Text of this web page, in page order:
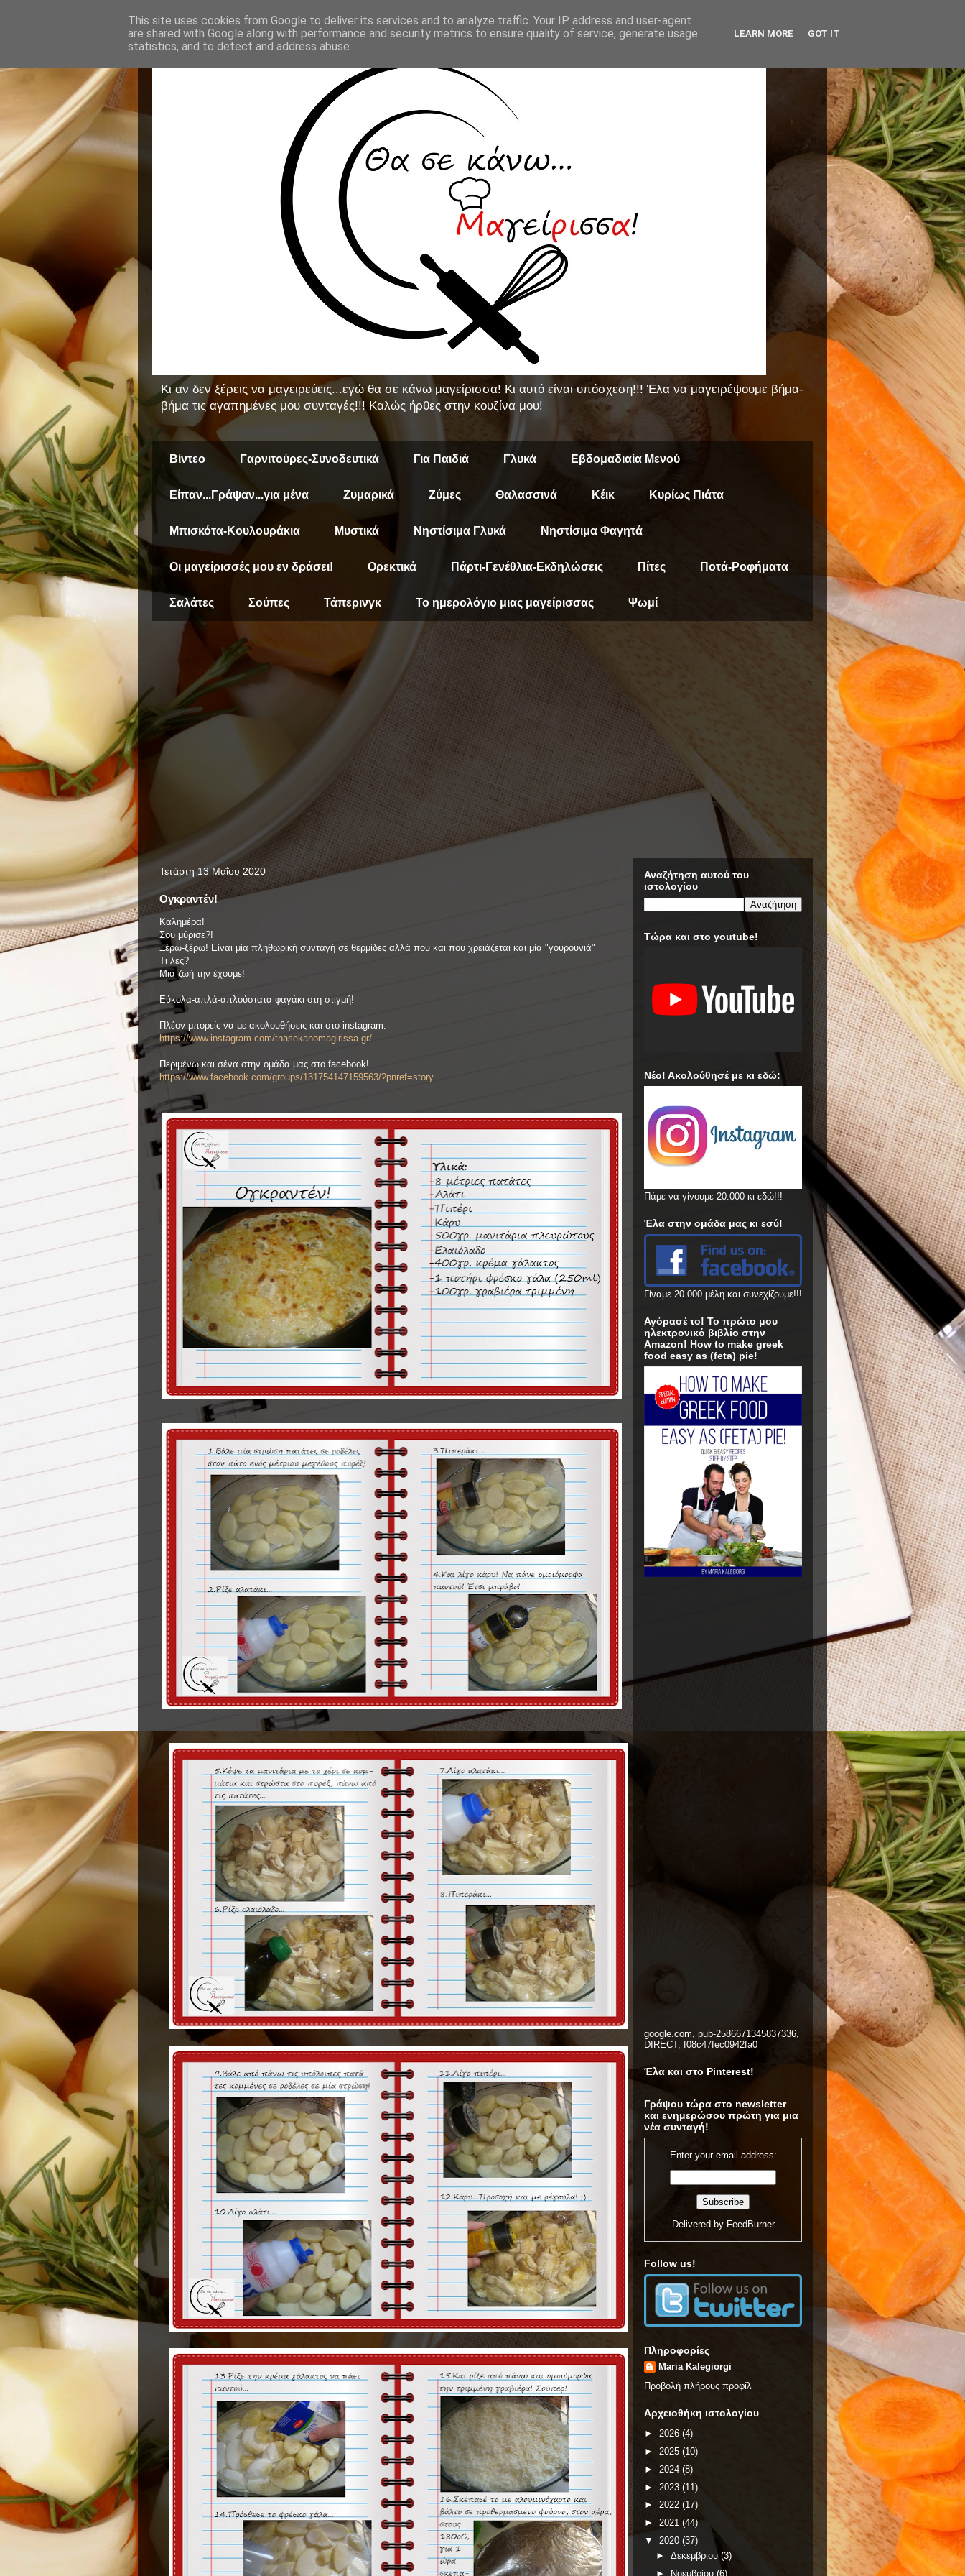
Κι αν δεν ξέρεις να μαγειρεύεις...εγώ θα σε κάνω μαγείρισσα! Κι αυτό είναι υπόσχεση!!! Έλα να μαγειρέψουμε βήμα-
βήμα τις αγαπημένες μου συνταγές!!! Καλώς ήρθες στην κουζίνα μου!
Βίντεο Γαρνιτούρες-Συνοδευτικά Για Παιδιά Γλυκά Εβδομαδιαία Μενού
Είπαν...Γράψαν...για μένα Ζυμαρικά Ζύμες Θαλασσινά Κέικ Κυρίως Πιάτα
Μπισκότα-Κουλουράκια Μυστικά Νηστίσιμα Γλυκά Νηστίσιμα Φαγητά
Οι μαγείρισσές μου εν δράσει! Ορεκτικά Πάρτι-Γενέθλια-Εκδηλώσεις Πίτες Ποτά-Ροφήματα
Σαλάτες Σούπες Τάπερινγκ Το ημερολόγιο μιας μαγείρισσας Ψωμί
Τετάρτη 13 Μαΐου 2020
Ογκραντέν!
Καλημέρα!
Σου μύρισε?!
Ξέρω-ξέρω! Είναι μία πληθωρική συνταγή σε θερμίδες αλλά που και που χρειάζεται και μία "γουρουνιά"
Τι λες?
Μια ζωή την έχουμε!
Εύκολα-απλά-απλούστατα φαγάκι στη στιγμή!
Πλέον μπορείς να με ακολουθήσεις και στο instagram:
https://www.instagram.com/thasekanomagirissa.gr/
Περιμένω και σένα στην ομάδα μας στο facebook!
https://www.facebook.com/groups/131754147159563/?pnref=story
Αναζήτηση αυτού του
ιστολογίου
Τώρα και στο youtube!
Νέο! Ακολούθησέ με κι εδώ:
Πάμε να γίνουμε 20.000 κι εδώ!!!
Έλα στην ομάδα μας κι εσύ!
Γίναμε 20.000 μέλη και συνεχίζουμε!!!
Αγόρασέ το! Το πρώτο μου
ηλεκτρονικό βιβλίο στην
Amazon! How to make greek
food easy as (feta) pie!
google.com, pub-2586671345837336,
DIRECT, f08c47fec0942fa0
Έλα και στο Pinterest!
Γράψου τώρα στο newsletter
και ενημερώσου πρώτη για μια
νέα συνταγή!
Enter your email address:
Delivered by FeedBurner
Follow us!
Πληροφορίες
Maria Kalegiorgi
Προβολή πλήρους προφίλ
Αρχειοθήκη ιστολογίου
► 2026 (4)
► 2025 (10)
► 2024 (8)
► 2023 (11)
► 2022 (17)
► 2021 (44)
▼ 2020 (37)
► Δεκεμβρίου (3)
►
Νοεμβρίου (6)
This site uses cookies from Google to deliver its services and to analyze traffic. Your IP address and user-agent
are shared with Google along with performance and security metrics to ensure quality of service, generate usage
statistics, and to detect and address abuse.
LEARN MORE GOT IT